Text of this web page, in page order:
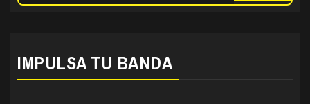
IMPULSA TU BANDA